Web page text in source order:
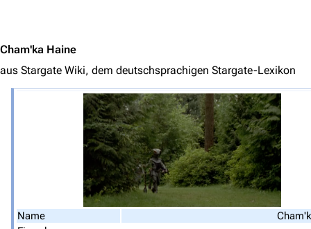
Stargate Infinity
Stargate-Romane
Filme
Das Stargate-Universum
Themenportal
Personen
Völker
Cham'ka Haine
aus Stargate Wiki, dem deutschsprachigen Stargate-Lexikon
Name